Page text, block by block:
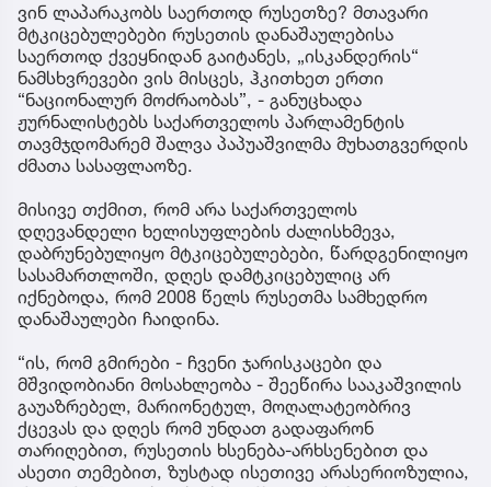
ვინ ლაპარაკობს საერთოდ რუსეთზე? მთავარი
მტკიცებულებები რუსეთის დანაშაულებისა
საერთოდ ქვეყნიდან გაიტანეს, „ისკანდერის“
ნამსხვრევები ვის მისცეს, ჰკითხეთ ერთი
“ნაციონალურ მოძრაობას”, - განუცხადა
ჟურნალისტებს საქართველოს პარლამენტის
თავმჯდომარემ შალვა პაპუაშვილმა მუხათგვერდის
ძმათა სასაფლაოზე.
მისივე თქმით, რომ არა საქართველოს
დღევანდელი ხელისუფლების ძალისხმევა,
დაბრუნებულიყო მტკიცებულებები, წარდგენილიყო
სასამართლოში, დღეს დამტკიცებულიც არ
იქნებოდა, რომ 2008 წელს რუსეთმა სამხედრო
დანაშაულები ჩაიდინა.
“ის, რომ გმირები - ჩვენი ჯარისკაცები და
მშვიდობიანი მოსახლეობა - შეეწირა სააკაშვილის
გაუაზრებელ, მარიონეტულ, მოღალატეობრივ
ქცევას და დღეს რომ უნდათ გადაფარონ
თარიღებით, რუსეთის ხსენება-არხსენებით და
ასეთი თემებით, ზუსტად ისეთივე არასერიოზულია,